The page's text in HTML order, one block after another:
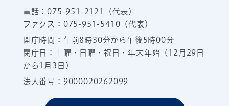
電話：075-951-2121
（代表）
ファクス：075-951-5410（代表）
開庁時間：午前8時30分から午後5時00分
閉庁日：土曜・日曜・祝日・年末年始（12月29日
から1月3日）
法人番号：9000020262099